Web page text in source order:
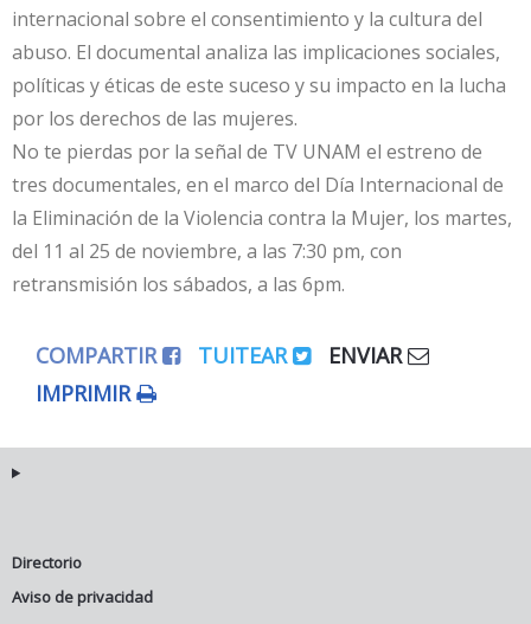
internacional sobre el consentimiento y la cultura del
abuso. El documental analiza las implicaciones sociales,
políticas y éticas de este suceso y su impacto en la lucha
por los derechos de las mujeres.
No te pierdas por la señal de TV UNAM el estreno de
tres documentales, en el marco del Día Internacional de
la Eliminación de la Violencia contra la Mujer, los martes,
del 11 al 25 de noviembre, a las 7:30 pm, con
retransmisión los sábados, a las 6pm.
COMPARTIR TUITEAR
ENVIAR
IMPRIMIR
Directorio
Aviso de privacidad